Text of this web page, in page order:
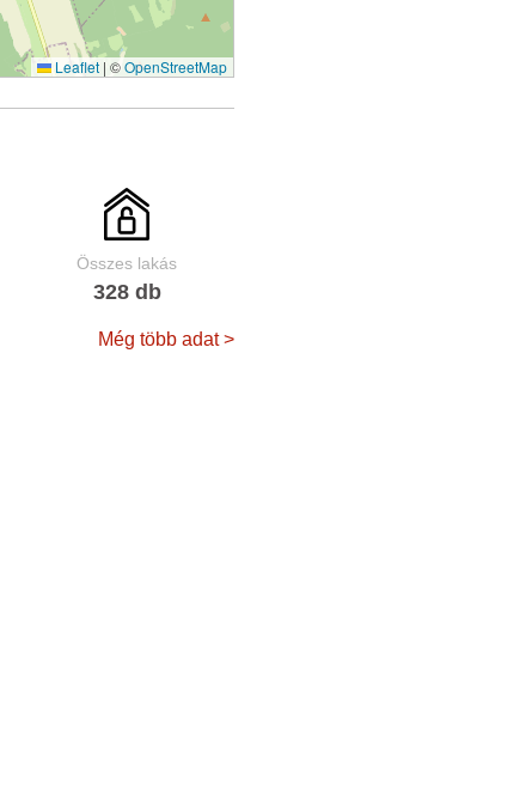
Leaflet | ©OpenStreetMap
Összes lakás
328 db
Még több adat >